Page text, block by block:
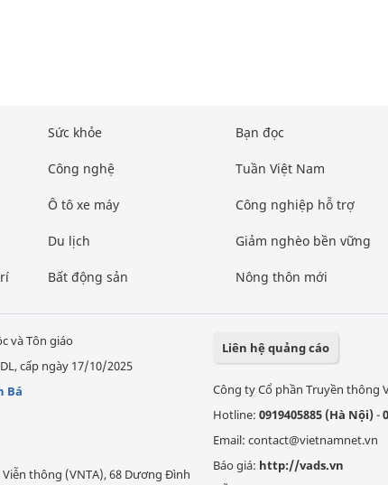
Sức khỏe
Công nghệ
Ô tô xe máy
Du lịch
Bất động sản
Bạn đọc
Tuần Việt Nam
Công nghiệp hỗ trợ
Giảm nghèo bền vững
Nông thôn mới
và Tôn giáo
cấp ngày 17/10/2025
Bá
Viễn thông (VNTA), 68 Dương Đình
Liên hệ quảng cáo
Công ty Cổ phần Truyền thông
Hotline: 0919405885 (Hà Nội)-
Email: contact@vietnamnet.vn
Báo giá: http://vads.vn